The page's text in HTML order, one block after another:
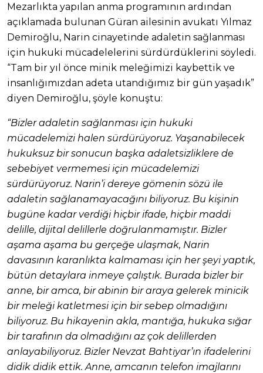
Mezarlıkta yapılan anma programının ardından
açıklamada bulunan Güran ailesinin avukatı Yılmaz
Demiroğlu, Narin cinayetinde adaletin sağlanması
için hukuki mücadelelerini sürdürdüklerini söyledi.
“Tam bir yıl önce minik meleğimizi kaybettik ve
insanlığımızdan adeta utandığımız bir gün yaşadık”
diyen Demiroğlu, şöyle konuştu:
“Bizler adaletin sağlanması için hukuki
mücadelemizi halen sürdürüyoruz. Yaşanabilecek
hukuksuz bir sonucun başka adaletsizliklere de
sebebiyet vermemesi için mücadelemizi
sürdürüyoruz. Narin’i dereye gömenin sözü ile
adaletin sağlanamayacağını biliyoruz. Bu kişinin
bugüne kadar verdiği hiçbir ifade, hiçbir maddi
delille, dijital delillerle doğrulanmamıştır. Bizler
aşama aşama bu gerçeğe ulaşmak, Narin
davasının karanlıkta kalmaması için her şeyi yaptık,
bütün detaylara inmeye çalıştık. Burada bizler bir
anne, bir amca, bir abinin bir araya gelerek minicik
bir meleği katletmesi için bir sebep olmadığını
biliyoruz. Bu hikayenin akla, mantığa, hukuka sığar
bir tarafının da olmadığını az çok delillerden
anlayabiliyoruz. Bizler Nevzat Bahtiyar’ın ifadelerini
didik didik ettik. Anne, amcanın telefon imajlarını